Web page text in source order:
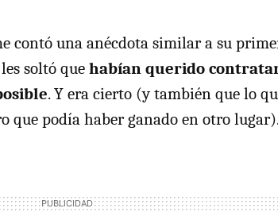
contó una anécdota similar a su
soltó que habían querido
. Y era cierto (y también que lo
que podía haber ganado en otro